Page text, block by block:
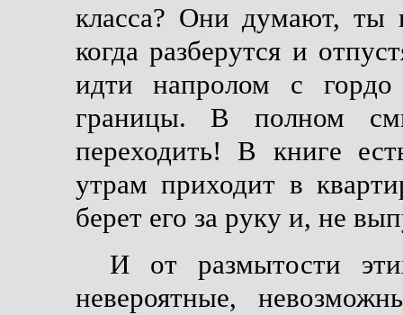
класса? Они думают, ты
когда разберутся и
идти напролом с гордо
границы. В полном
переходить! В книге
утрам приходит в
берет его за руку и, не
И от размытости
невероятные,